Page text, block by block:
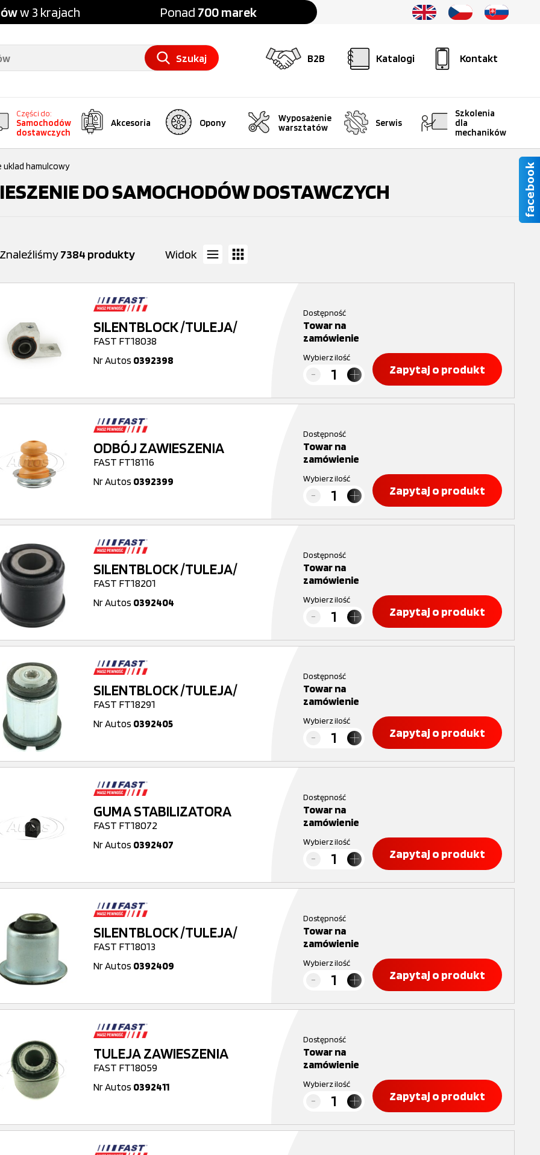
w 3 krajach Ponad 700 marek
B2B Katalogi Kontakt
Szukaj
Części do:
Samochodów
dostawczych
Akcesoria Opony
Wyposażenie
warsztatów
Serwis
Szkolenia
dla
mechaników
uklad hamulcowy
DO SAMOCHODÓW DOSTAWCZYCH
Znaleźliśmy7384 produkty Widok
SILENTBLOCK /TULEJA/
FAST FT18038
Nr Autos 0392398
Dostępność
Towar na
zamówienie
Wybierz ilość
Zapytaj o produkt
ODBÓJ ZAWIESZENIA
FAST FT18116
Nr Autos 0392399
Dostępność
Towar na
zamówienie
Wybierz ilość
Zapytaj o produkt
SILENTBLOCK /TULEJA/
FAST FT18201
Nr Autos 0392404
Dostępność
Towar na
zamówienie
Wybierz ilość
Zapytaj o produkt
SILENTBLOCK /TULEJA/
FAST FT18291
Nr Autos 0392405
Dostępność
Towar na
zamówienie
Wybierz ilość
Zapytaj o produkt
GUMA STABILIZATORA
FAST FT18072
Nr Autos 0392407
Dostępność
Towar na
zamówienie
Wybierz ilość
Zapytaj o produkt
SILENTBLOCK /TULEJA/
FAST FT18013
Nr Autos 0392409
Dostępność
Towar na
zamówienie
Wybierz ilość
Zapytaj o produkt
TULEJA ZAWIESZENIA
FAST FT18059
Nr Autos 0392411
Dostępność
Towar na
zamówienie
Wybierz ilość
Zapytaj o produkt